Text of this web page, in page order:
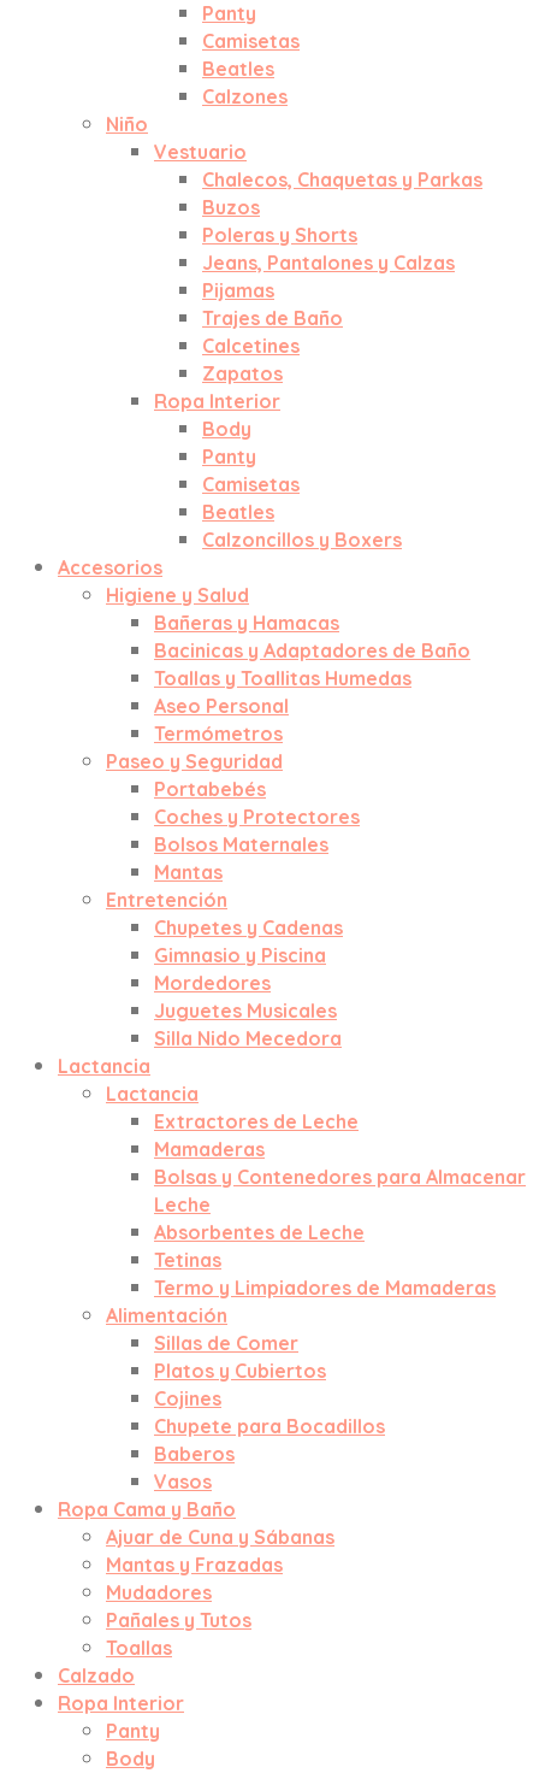
Panty
Camisetas
Beatles
Calzones
Niño
Vestuario
Chalecos, Chaquetas y Parkas
Buzos
Poleras y Shorts
Jeans, Pantalones y Calzas
Pijamas
Trajes de Baño
Calcetines
Zapatos
Ropa Interior
Body
Panty
Camisetas
Beatles
Calzoncillos y Boxers
Accesorios
Higiene y Salud
Bañeras y Hamacas
Bacinicas y Adaptadores de Baño
Toallas y Toallitas Humedas
Aseo Personal
Termómetros
Paseo y Seguridad
Portabebés
Coches y Protectores
Bolsos Maternales
Mantas
Entretención
Chupetes y Cadenas
Gimnasio y Piscina
Mordedores
Juguetes Musicales
Silla Nido Mecedora
Lactancia
Lactancia
Extractores de Leche
Mamaderas
Bolsas y Contenedores para Almacenar
Leche
Absorbentes de Leche
Tetinas
Termo y Limpiadores de Mamaderas
Alimentación
Sillas de Comer
Platos y Cubiertos
Cojines
Chupete para Bocadillos
Baberos
Vasos
Ropa Cama y Baño
Ajuar de Cuna y Sábanas
Mantas y Frazadas
Mudadores
Pañales y Tutos
Toallas
Calzado
Ropa Interior
Panty
Body